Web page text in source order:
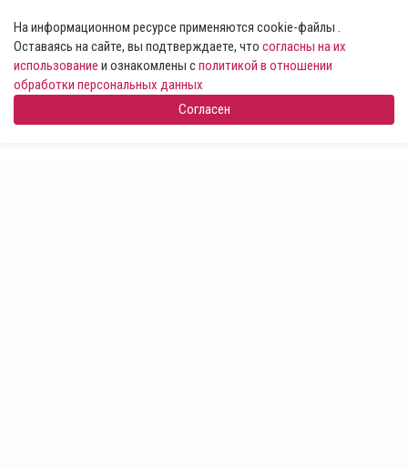
На информационном ресурсе применяются cookie-файлы .
Оставаясь на сайте, вы подтверждаете, что согласны на их
использование и ознакомлены сполитикой в отношении
обработки персональных данных
Согласен